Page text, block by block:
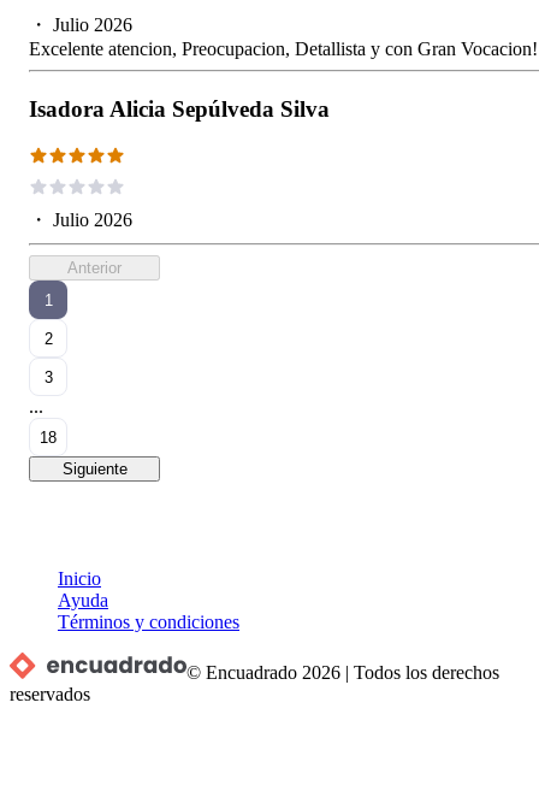
・ Julio 2026
Excelente atencion, Preocupacion, Detallista y con Gran Vocacion!
Isadora Alicia Sepúlveda Silva
・ Julio 2026
Anterior
1
2
3
...
18
Siguiente
Inicio
Ayuda
Términos y condiciones
© Encuadrado 2026 |Todos los derechos
reservados